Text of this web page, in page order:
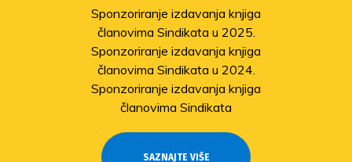
Sponzoriranje izdavanja knjiga
članovima Sindikata u 2025.
Sponzoriranje izdavanja knjiga
članovima Sindikata u 2024.
Sponzoriranje izdavanja knjiga
članovima Sindikata
SAZNAJTE VIŠE